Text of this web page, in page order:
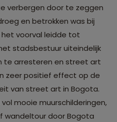
verbergen door te zeggen
en betrokken was bij
voorval leidde tot
stadsbestuur uiteindelijk
te arresteren en street art
zeer positief effect op de
van street art in Bogota.
mooie muurschilderingen,
wandeltour door Bogota